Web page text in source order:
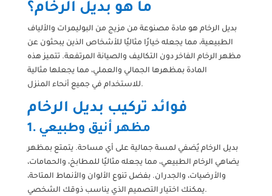
ما هو بديل الرخام؟
بديل الرخام هو مادة مصنوعة من مزيج من البوليمرات والألياف
الطبيعية، مما يجعله خيارًا مثاليًا للأشخاص الذين يبحثون عن
مظهر الرخام الفاخر دون التكاليف والصيانة المرتفعة. تتميز هذه
المادة بمظهرها الجمالي والعملي، مما يجعلها مثالية
للاستخدام في جميع أنحاء المنزل.
فوائد تركيب بديل الرخام
1. مظهر أنيق وطبيعي
بديل الرخام يُضفي لمسة جمالية على أي مساحة. يتمتع بمظهر
يضاهي الرخام الطبيعي، مما يجعله مثاليًا للمطابخ، والحمامات،
والأرضيات، والجدران. بفضل تنوع الألوان والأنماط المتاحة،
يمكنك اختيار التصميم الذي يناسب ذوقك الشخصي.